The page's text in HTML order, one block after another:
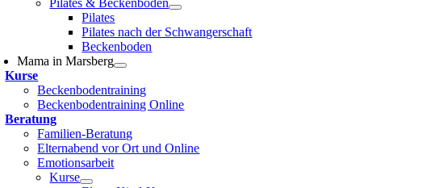
Pilates & Beckenboden
Pilates
Pilates nach der Schwangerschaft
Beckenboden
Mama in Marsberg
Kurse
Beckenbodentraining
Beckenbodentraining Online
Beratung
Familien-Beratung
Elternabend vor Ort und Online
Emotionsarbeit
Kurse